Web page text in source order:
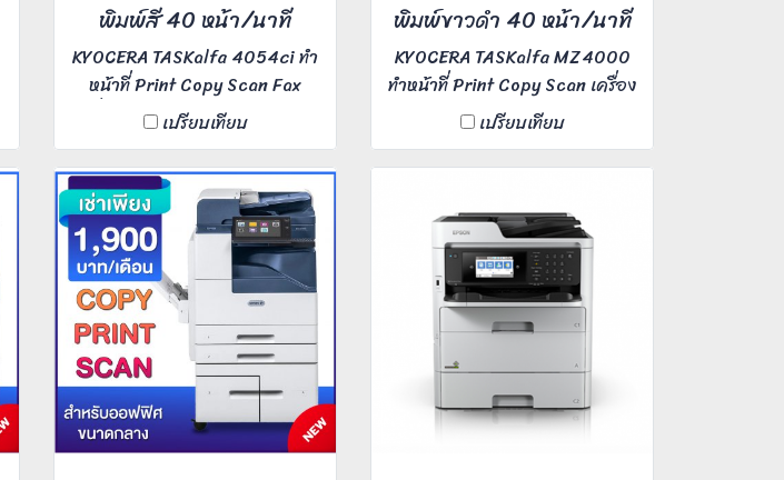
พิมพ์สี 40 หน้า/นาที
KYOCERA TASKalfa 4054ci ทำ
หน้าที่ Print Copy Scan Fax
เครื่องอึด ถึก ทนทาน สีภาพคมชัด
PrinterBkk การันตี ความละเอียด
งานพิมพ์ 1,200x1,200 dpi
,พิมพ์ไว 40 หน้า/นาทีA4 ,20
หน้า/นาทีA3 ,รองรับกระดาษ
ความหนาสูงสุด 300 แกรม ใช้
งานในสำนักงาน องค์กร
เปรียบเทียบ
พิมพ์ขาวดำ 40 หน้า/นาที
KYOCERA TASKalfa MZ4000
ทำหน้าที่ Print Copy Scan เครื่อง
อึด ถึก ทนทาน PrinterBkk การัน
ตี ความละเอียดงานพิมพ์
1,200x1,200 dpi ,พิมพ์ไว 40
เหมาะกับใช้งานในสำนักงาน
องค์กร
เปรียบเทียบ